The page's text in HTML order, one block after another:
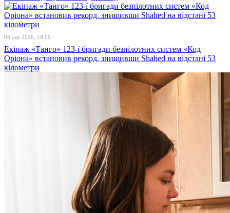
03 сер 2026, 19:00
Екіпаж «Танго» 123-ї бригади безпілотних систем «Код
Оріона» встановив рекорд, знищивши Shahed на відстані 53
кілометри